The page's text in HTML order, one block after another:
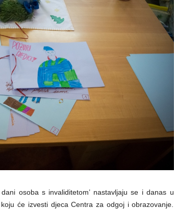
osoba s invaliditetom’ nastavljaju se i danas u
će izvesti djeca Centra za odgoj i obrazovanje.